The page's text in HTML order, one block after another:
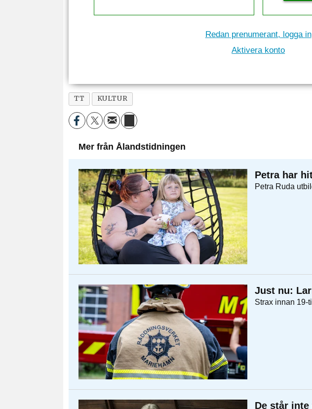
Redan prenumerant, logga in
Aktivera konto
TT KULTUR